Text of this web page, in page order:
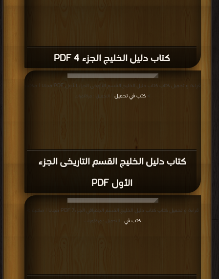
كتاب دليل الخليج الجزء 4 PDF
كتاب دليل الخليج القسم التاريخى الجزء
الأول PDF
قراءة و تحميل كتاب كتاب دليل الخليج القسم التاريخى الجزء الأول PDF مجانا | مكتبة
> كتب في تحميل | التحميل : مرة/مرات
قراءة و تحميل كتاب كتاب دليل الخليج القسم الجغرافي الجزء7 PDF مجانا | مكتبة >
كتب في
| التحميل : مرة/مرات